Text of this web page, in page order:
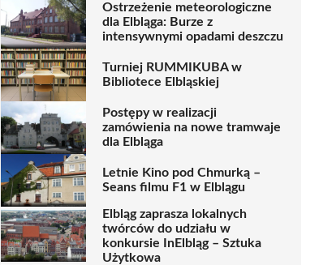
Ostrzeżenie meteorologiczne
dla Elbląga: Burze z
intensywnymi opadami deszczu
Turniej RUMMIKUBA w
Bibliotece Elbląskiej
Postępy w realizacji
zamówienia na nowe tramwaje
dla Elbląga
Letnie Kino pod Chmurką –
Seans filmu F1 w Elblągu
Elbląg zaprasza lokalnych
twórców do udziału w
konkursie InElbląg – Sztuka
Użytkowa